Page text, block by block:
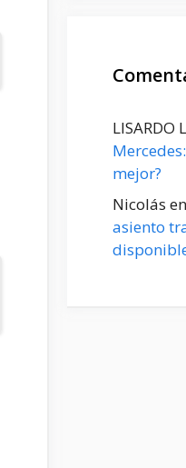
LISARDO
mejor?
Nicolás en
asiento